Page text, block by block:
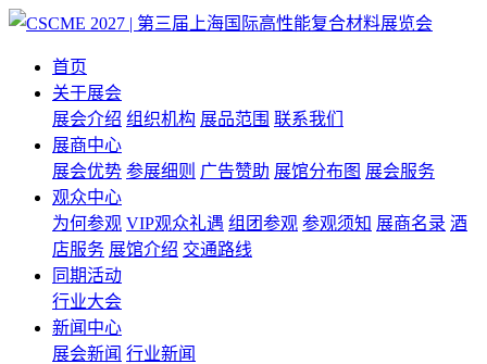
首页
关于展会
展会介绍 组织机构 展品范围 联系我们
展商中心
展会优势 参展细则 广告赞助 展馆分布图 展会服务
观众中心
为何参观 VIP观众礼遇 组团参观 参观须知 展商名录 酒
店服务 展馆介绍 交通路线
同期活动
行业大会
新闻中心
展会新闻 行业新闻